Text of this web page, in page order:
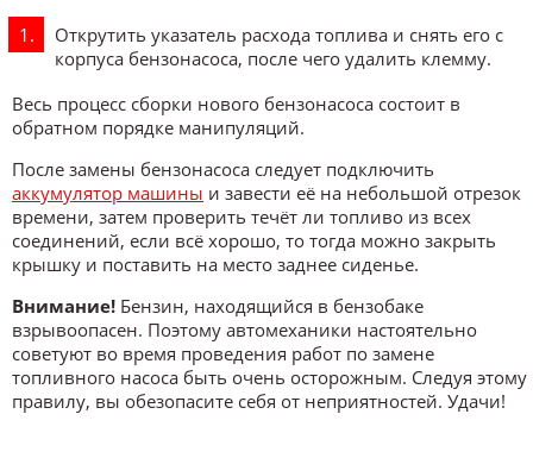
Открутить указатель расхода топлива и снять его с
корпуса бензонасоса, после чего удалить клемму.
Весь процесс сборки нового бензонасоса состоит в
обратном порядке манипуляций.
После замены бензонасоса следует подключить
аккумулятор машины и завести её на небольшой отрезок
времени, затем проверить течёт ли топливо из всех
соединений, если всё хорошо, то тогда можно закрыть
крышку и поставить на место заднее сиденье.
Внимание! Бензин, находящийся в бензобаке
взрывоопасен. Поэтому автомеханики настоятельно
советуют во время проведения работ по замене
топливного насоса быть очень осторожным. Следуя этому
правилу, вы обезопасите себя от неприятностей. Удачи!